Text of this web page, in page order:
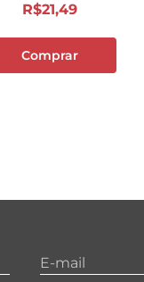
R$21,49
Comprar